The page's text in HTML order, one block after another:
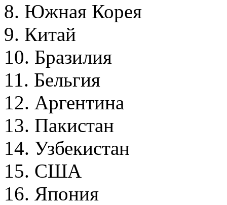
8. Южная Корея
9. Китай
10. Бразилия
11. Бельгия
12. Аргентина
13. Пакистан
14. Узбекистан
15. США
16. Япония